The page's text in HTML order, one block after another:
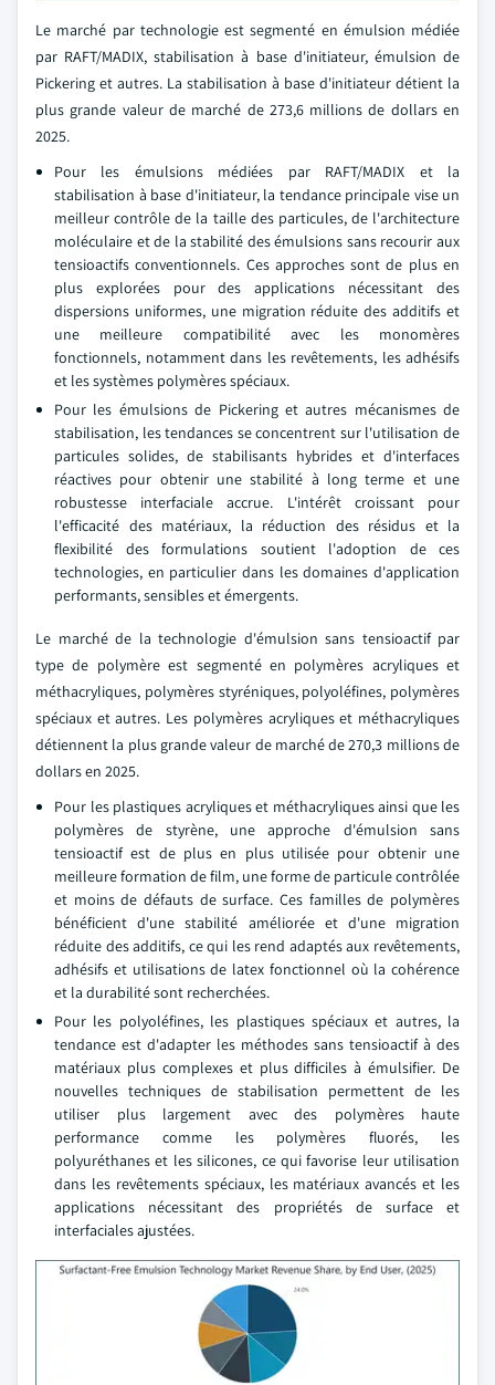
Le marché par technologie est segmenté en émulsion médiée
par RAFT/MADIX, stabilisation à base d'initiateur, émulsion de
Pickering et autres. La stabilisation à base d'initiateur détient la
plus grande valeur de marché de 273,6 millions de dollars en
2025.
Pour les émulsions médiées par RAFT/MADIX et la
stabilisation à base d'initiateur, la tendance principale vise un
meilleur contrôle de la taille des particules, de l'architecture
moléculaire et de la stabilité des émulsions sans recourir aux
tensioactifs conventionnels. Ces approches sont de plus en
plus explorées pour des applications nécessitant des
dispersions uniformes, une migration réduite des additifs et
une meilleure compatibilité avec les monomères
fonctionnels, notamment dans les revêtements, les adhésifs
et les systèmes polymères spéciaux.
Pour les émulsions de Pickering et autres mécanismes de
stabilisation, les tendances se concentrent sur l'utilisation de
particules solides, de stabilisants hybrides et d'interfaces
réactives pour obtenir une stabilité à long terme et une
robustesse interfaciale accrue. L'intérêt croissant pour
l'efficacité des matériaux, la réduction des résidus et la
flexibilité des formulations soutient l'adoption de ces
technologies, en particulier dans les domaines d'application
performants, sensibles et émergents.
Le marché de la technologie d'émulsion sans tensioactif par
type de polymère est segmenté en polymères acryliques et
méthacryliques, polymères styréniques, polyoléfines, polymères
spéciaux et autres. Les polymères acryliques et méthacryliques
détiennent la plus grande valeur de marché de 270,3 millions de
dollars en 2025.
Pour les plastiques acryliques et méthacryliques ainsi que les
polymères de styrène, une approche d'émulsion sans
tensioactif est de plus en plus utilisée pour obtenir une
meilleure formation de film, une forme de particule contrôlée
et moins de défauts de surface. Ces familles de polymères
bénéficient d'une stabilité améliorée et d'une migration
réduite des additifs, ce qui les rend adaptés aux revêtements,
adhésifs et utilisations de latex fonctionnel où la cohérence
et la durabilité sont recherchées.
Pour les polyoléfines, les plastiques spéciaux et autres, la
tendance est d'adapter les méthodes sans tensioactif à des
matériaux plus complexes et plus difficiles à émulsifier. De
nouvelles techniques de stabilisation permettent de les
utiliser plus largement avec des polymères haute
performance comme les polymères fluorés, les
polyuréthanes et les silicones, ce qui favorise leur utilisation
dans les revêtements spéciaux, les matériaux avancés et les
applications nécessitant des propriétés de surface et
interfaciales ajustées.